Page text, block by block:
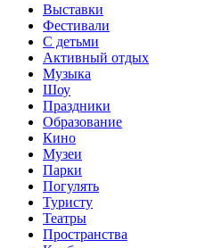
Выставки
Фестивали
С детьми
Активный отдых
Музыка
Шоу
Праздники
Образование
Кино
Музеи
Парки
Погулять
Туристу
Театры
Пространства